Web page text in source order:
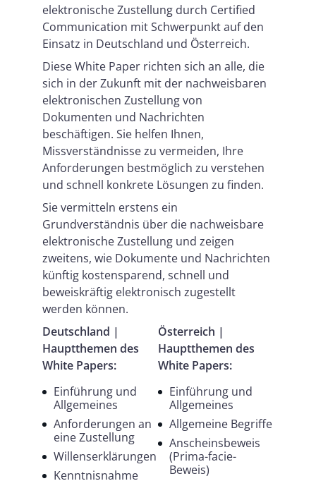
elektronische Zustellung durch Certified
Communication mit Schwerpunkt auf den
Einsatz in Deutschland und Österreich.
Diese White Paper richten sich an alle, die
sich in der Zukunft mit der nachweisbaren
elektronischen Zustellung von
Dokumenten und Nachrichten
beschäftigen. Sie helfen Ihnen,
Missverständnisse zu vermeiden, Ihre
Anforderungen bestmöglich zu verstehen
und schnell konkrete Lösungen zu finden.
Sie vermitteln erstens ein
Grundverständnis über die nachweisbare
elektronische Zustellung und zeigen
zweitens, wie Dokumente und Nachrichten
künftig kostensparend, schnell und
beweiskräftig elektronisch zugestellt
werden können.
Deutschland |
Hauptthemen des
White Papers:
Einführung und
Allgemeines
Anforderungen an
eine Zustellung
Willenserklärungen
Kenntnisnahme
Österreich |
Hauptthemen des
White Papers:
Einführung und
Allgemeines
Allgemeine Begriffe
Anscheinsbeweis
(Prima-facie-
Beweis)